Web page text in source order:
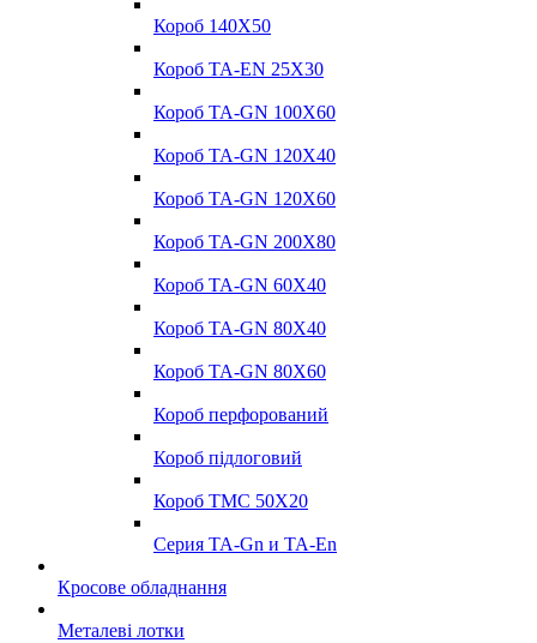
Короб 140Х50
Короб TA-EN 25X30
Короб TA-GN 100X60
Короб TA-GN 120X40
Короб TA-GN 120X60
Короб TA-GN 200X80
Короб TA-GN 60X40
Короб TA-GN 80X40
Короб TA-GN 80X60
Короб перфорований
Короб підлоговий
Короб ТМС 50Х20
Серия TA-Gn и TA-En
Кросове обладнання
Металеві лотки